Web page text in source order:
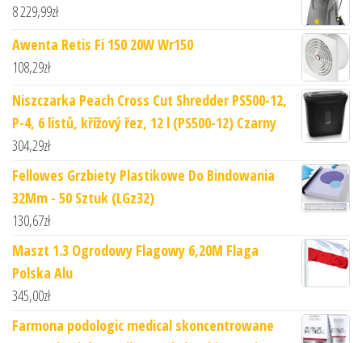
8 229,99zł
Awenta Retis Fi 150 20W Wr150
108,29zł
Niszczarka Peach Cross Cut Shredder PS500-12,
P-4, 6 listů, křížový řez, 12 l (PS500-12) Czarny
304,29zł
Fellowes Grzbiety Plastikowe Do Bindowania
32Mm - 50 Sztuk (LGz32)
130,67zł
Maszt 1.3 Ogrodowy Flagowy 6,20M Flaga
Polska Alu
345,00zł
Farmona podologic medical skoncentrowane